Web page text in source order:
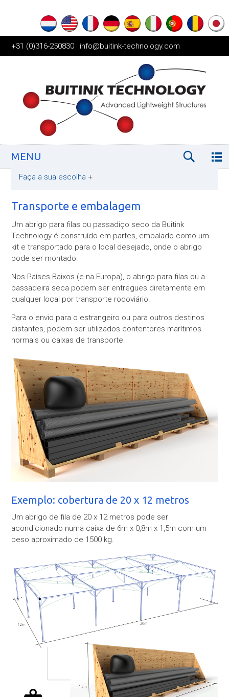
+31 (0)316-250830 | info@buitink-technology.com
MENU
Faça a sua escolha +
Transporte e embalagem
Um abrigo para filas ou passadiço seco da Buitink
Technology é construído em partes, embalado como um
kit e transportado para o local desejado, onde o abrigo
pode ser montado.
Nos Países Baixos (e na Europa), o abrigo para filas ou a
passadeira seca podem ser entregues diretamente em
qualquer local por transporte rodoviário.
Para o envio para o estrangeiro ou para outros destinos
distantes, podem ser utilizados contentores marítimos
normais ou caixas de transporte.
Exemplo: cobertura de 20 x 12 metros
Um abrigo de fila de 20 x 12 metros pode ser
acondicionado numa caixa de 6m x 0,8m x 1,5m com um
peso aproximado de 1500 kg.